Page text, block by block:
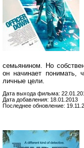
семьянином. Но
он начинает понимать,
личные цели.
Дата выхода фильма:
Дата добавления: 18.01.2013
Последнее обновление: